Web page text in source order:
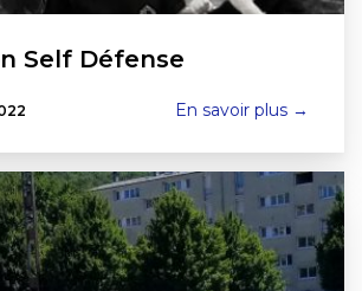
Self Défense
En savoir plus →